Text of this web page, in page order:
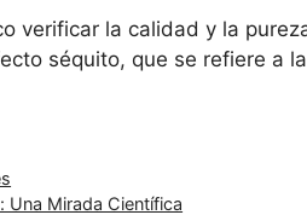
verificar la calidad y la
séquito, que se refiere a
Una Mirada Científica